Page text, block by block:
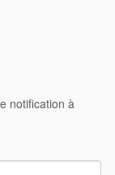
notification à